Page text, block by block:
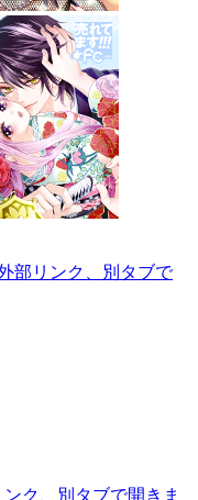
外部リンク、別タブで
ンク、別タブで開きま